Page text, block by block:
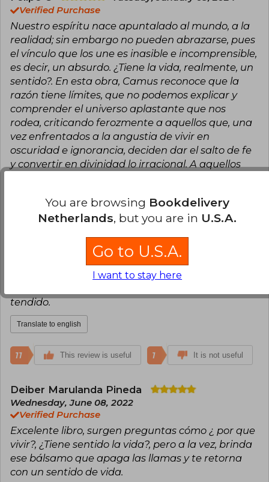
Verified Purchase
Nuestro espíritu nace apuntalado al mundo, a la
realidad; sin embargo no pueden abrazarse, pues
el vínculo que los une es inasible e incomprensible,
es decir, un absurdo. ¿Tiene la vida, realmente, un
sentido?. En esta obra, Camus reconoce que la
razón tiene límites, que no podemos explicar y
comprender el universo aplastante que nos
rodea, criticando ferozmente a aquellos que, una
vez enfrentados a la angustia de vivir en
oscuridad e ignorancia, deciden dar el salto de fe
y convertir en divinidad lo irracional. A aquellos
una esperanza o ilusión que les otorgue certezas
sobre el futuro, sobre la muerte. El filósofo nos
sin quimeras ni ensueños, y a llevar el peso de ella
con la cabeza en alto sólo con lo que sabemos, con
lo que se es, sin que intervenga nada que no sea
tendido.
Translate to english
11 This review is useful 1 It is not useful
Deiber Marulanda Pineda
Wednesday, June 08, 2022
Verified Purchase
Excelente libro, surgen preguntas cómo ¿ por que
vivir?, ¿Tiene sentido la vida?, pero a la vez, brinda
ese bálsamo que apaga las llamas y te retorna
con un sentido de vida.
You are browsing Bookdelivery
Netherlands, but you are in U.S.A.
Go to U.S.A.
I want to stay here